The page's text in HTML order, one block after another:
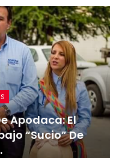
Apodaca: El
“sucio” De